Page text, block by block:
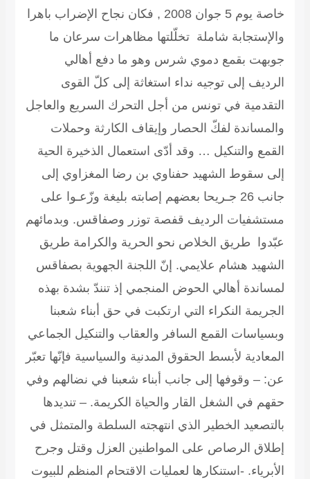
خاصة يوم 5 جوان 2008 , فكان نجاح الإضراب باهرا
والإستجابة شاملة تخلّلتها مظاهرات سرعان ما
جوبهت بقمع دموي شرس وهو ما دفع أهالي
الرديف إلى توجيه نداء استغاثة إلى كلّ القوى
التقدمية في تونس من أجل التحرك السريع والعاجل
والمساندة لفكّ الحصار وإيقاف الكارثة وحملات
القمع والتنكيل … وقد أدّى استعمال الذخيرة الحية
إلى سقوط الشهيد حفناوي بن رضا المغزاوي إلى
جانب 26 جـريحا بعضهم إصابته بليغة وزّعـوا على
مستشفيات الرديف قفصة توزر وصفاقس. وبدمائهم
عبّدوا طريق الخلاص نحو الحرية والكرامة طريق
الشهيد هشام علايمي. إنّ اللجنة الجهوية بصفاقس
لمساندة أهالي الحوض المنجمي إذ تنندّ بشدة بهذه
الجريمة النكراء التي ارتكبت في حق أبناء شعبنا
وبسياسات القمع السافر والعقاب والتنكيل الجماعي
المعادية لأبسط الحقوق المدنية والسياسية فإنّها تعبّر
عن: – وقوفها إلى جانب أبناء شعبنا في نضالهم وفي
حقهم في الشغل القار والحياة الكريمة. – تنديدها
بالتصعيد الخطير الذي انتهجته السلطة والمتمثل في
إطلاق الرصاص على المواطنين العزل وقتل وجرح
الأبرياء. -استنكارها لعمليات الاقتحام المنظم للبيوت